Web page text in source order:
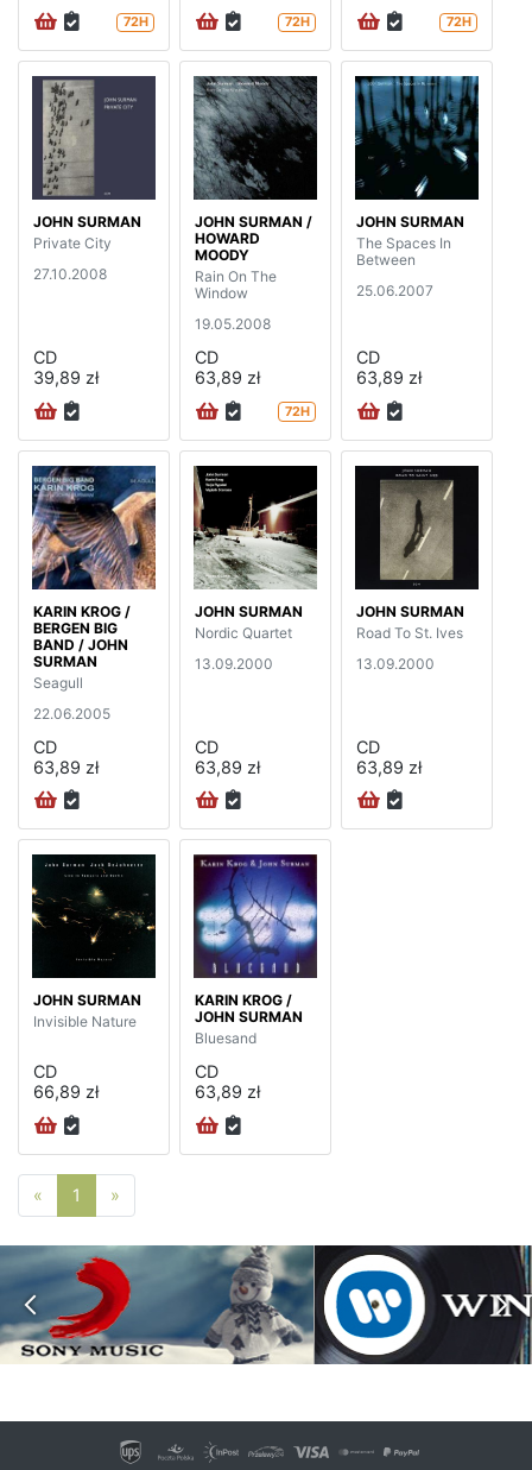
72H 72H 72H
JOHN SURMAN
Private City
27.10.2008
CD
39,89 zł
JOHN SURMAN /
HOWARD
MOODY
Rain On The
Window
19.05.2008
CD
63,89 zł
72H
JOHN SURMAN
The Spaces In
Between
25.06.2007
CD
63,89 zł
KARIN KROG /
BERGEN BIG
BAND / JOHN
SURMAN
Seagull
22.06.2005
CD
63,89 zł
JOHN SURMAN
Nordic Quartet
13.09.2000
CD
63,89 zł
JOHN SURMAN
Road To St. Ives
13.09.2000
CD
63,89 zł
JOHN SURMAN
Invisible Nature
CD
66,89 zł
KARIN KROG /
JOHN SURMAN
Bluesand
CD
63,89 zł
« Poprzednia strona
1 »